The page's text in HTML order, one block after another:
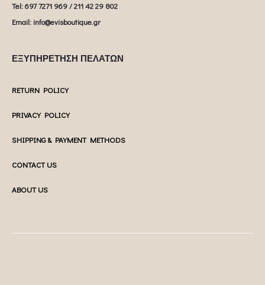
Tel: 697 7271 969 / 211 42 29 802
Email: info@evisboutique.gr
ΕΞΥΠΗΡΕΤΗΣΗ ΠΕΛΑΤΩΝ
RETURN POLICY
PRIVACY POLICY
SHIPPING & PAYMENT METHODS
CONTACT US
ABOUT US